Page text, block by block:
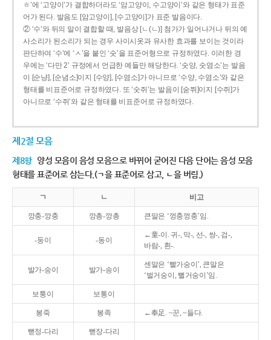
ㅎ’에 ‘고양이’가 결합하더라도 ‘암고양이, 수고양이’와 같은 형태가 표준
어가 된다. 발음도 [암고양이], [수고양이]가 표준 발음이다.
② ‘수’와 뒤의 말이 결합할 때, 발음상 [ㄴ(ㄴ)] 첨가가 일어나거나 뒤의 예
사소리가 된소리가 되는 경우 사이시옷과 유사한 효과를 보이는 것이라
판단하여 ‘수’에 ‘ㅅ’을 붙인 ‘숫’을 표준어형으로 규정하였다. 이러한 경
우에는 ‘다만 2’ 규정에서 언급한 예들만 해당한다. ‘숫양, 숫염소’는 발음
이 [순냥], [순념소]이지 [수양], [수염소]가 아니므로 ‘수양, 수염소’와 같은
형태를 비표준어로 규정하였다. 또 ‘숫쥐’는 발음이 [숟쮜]이지 [수쥐]가
아니므로 ‘수쥐’와 같은 형태를 비표준어로 규정하였다.
제2절 모음
제8항 양성 모음이 음성 모음으로 바뀌어 굳어진 다음 단어는 음성 모음
형태를 표준어로 삼는다.(ㄱ을 표준어로 삼고, ㄴ을 버림.)
ㄱ ㄴ 비고
깡충-깡충 깡총-깡총 큰말은 ‘껑충껑충’임.
-둥이 -동이
←童-이. 귀-, 막-, 선-, 쌍-, 검-,
바람-, 흰-.
발가-숭이 발가-송이
센말은 ‘빨가숭이’, 큰말은
‘벌거숭이, 뻘거숭이’임.
보퉁이 보통이
봉죽 봉족 ←奉足. ~꾼, ~들다.
뻗정-다리 뻗장-다리